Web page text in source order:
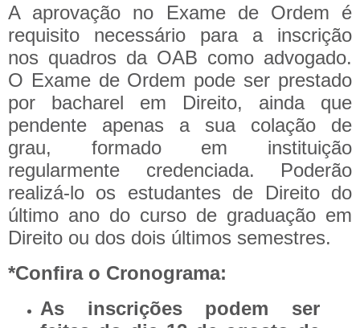
A aprovação no Exame de Ordem é
requisito necessário para a inscrição
nos quadros da OAB como advogado.
O Exame de Ordem pode ser prestado
por bacharel em Direito, ainda que
pendente apenas a sua colação de
grau, formado em instituição
regularmente credenciada. Poderão
realizá-lo os estudantes de Direito do
último ano do curso de graduação em
Direito ou dos dois últimos semestres.
*Confira o Cronograma:
As inscrições podem ser